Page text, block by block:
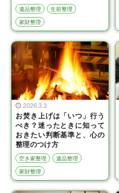
遺品整理
生前整理
家財整理
2026.3.3
お焚き上げは「いつ」行う
べき？迷ったときに知って
おきたい判断基準と、心の
整理のつけ方
空き家整理
遺品整理
家財整理